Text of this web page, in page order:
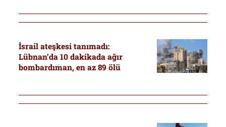
İsrail ateşkesi tanımadı:
Lübnan’da 10 dakikada ağır
bombardıman, en az 89 ölü